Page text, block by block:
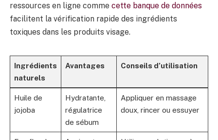
ressources en ligne comme cette banque de données
facilitent la vérification rapide des ingrédients
toxiques dans les produits visage.
Ingrédients
naturels
Avantages Conseils d’utilisation
Huile de
jojoba
Hydratante,
régulatrice
de sébum
Appliquer en massage
doux, rincer ou essuyer